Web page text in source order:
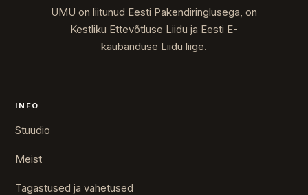
UMU on liitunud Eesti Pakendiringlusega, on
Kestliku Ettevõtluse Liidu ja Eesti E-
kaubanduse Liidu liige.
INFO
Stuudio
Meist
Tagastused ja vahetused